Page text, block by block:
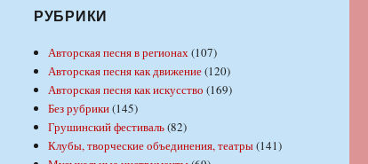
РУБРИКИ
Авторская песня в регионах(107)
Авторская песня как движение(120)
Авторская песня как искусство (169)
Без рубрики(145)
Грушинский фестиваль(82)
Клубы, творческие объединения, театры(141)